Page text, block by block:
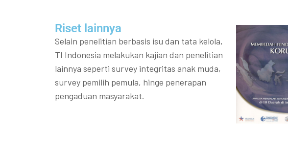
Riset lainnya​​
Selain penelitian berbasis isu dan tata kelola,
TI Indonesia melakukan kajian dan penelitian
lainnya seperti survey integritas anak muda,
survey pemilih pemula, hinge penerapan
pengaduan masyarakat.